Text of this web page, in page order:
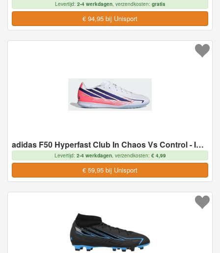
Levertijd: 2-4 werkdagen, verzendkosten: gratis
€ 94,95 bij Unisport
adidas F50 Hyperfast Club In Chaos Vs Control - Indoor (Ic), maat 46
Levertijd: 2-4 werkdagen, verzendkosten: € 4,99
€ 59,95 bij Unisport